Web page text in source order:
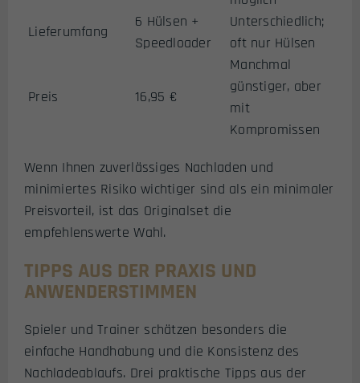
Lieferumfang
6 Hülsen +
Speedloader
Unterschiedlich;
oft nur Hülsen
Preis 16,95 €
Manchmal
günstiger, aber
mit
Kompromissen
Wenn Ihnen zuverlässiges Nachladen und
minimiertes Risiko wichtiger sind als ein minimaler
Preisvorteil, ist das Originalset die
empfehlenswerte Wahl.
TIPPS AUS DER PRAXIS UND
ANWENDERSTIMMEN
Spieler und Trainer schätzen besonders die
einfache Handhabung und die Konsistenz des
Nachladeablaufs. Drei praktische Tipps aus der